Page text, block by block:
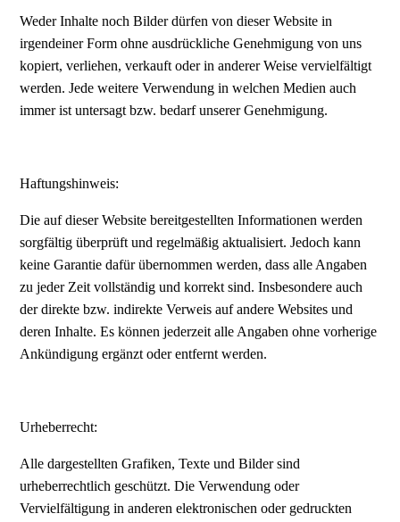
Weder Inhalte noch Bilder dürfen von dieser Website in
irgendeiner Form ohne ausdrückliche Genehmigung von uns
kopiert, verliehen, verkauft oder in anderer Weise vervielfältigt
werden. Jede weitere Verwendung in welchen Medien auch
immer ist untersagt bzw. bedarf unserer Genehmigung.
Haftungshinweis:
Die auf dieser Website bereitgestellten Informationen werden
sorgfältig überprüft und regelmäßig aktualisiert. Jedoch kann
keine Garantie dafür übernommen werden, dass alle Angaben
zu jeder Zeit vollständig und korrekt sind. Insbesondere auch
der direkte bzw. indirekte Verweis auf andere Websites und
deren Inhalte. Es können jederzeit alle Angaben ohne vorherige
Ankündigung ergänzt oder entfernt werden.
Urheberrecht:
Alle dargestellten Grafiken, Texte und Bilder sind
urheberrechtlich geschützt. Die Verwendung oder
Vervielfältigung in anderen elektronischen oder gedruckten